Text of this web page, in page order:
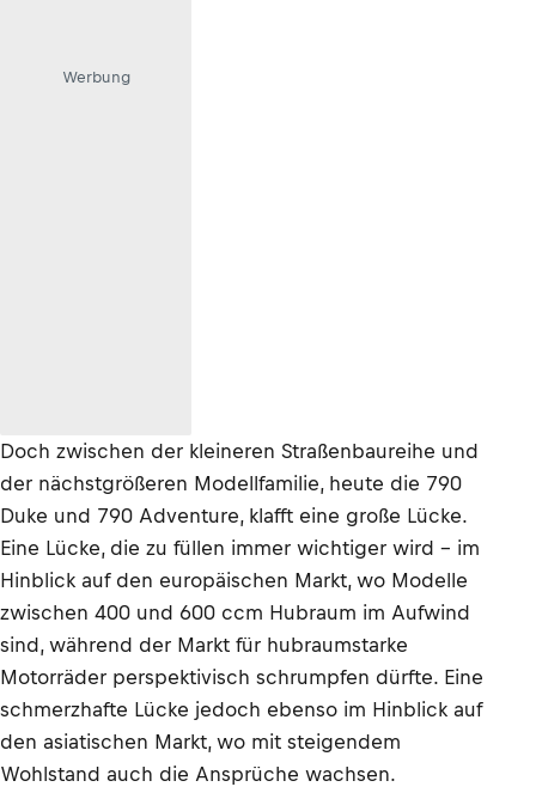
Werbung
Doch zwischen der kleineren Straßenbaureihe und
der nächstgrößeren Modellfamilie, heute die 790
Duke und 790 Adventure, klafft eine große Lücke.
Eine Lücke, die zu füllen immer wichtiger wird - im
Hinblick auf den europäischen Markt, wo Modelle
zwischen 400 und 600 ccm Hubraum im Aufwind
sind, während der Markt für hubraumstarke
Motorräder perspektivisch schrumpfen dürfte. Eine
schmerzhafte Lücke jedoch ebenso im Hinblick auf
den asiatischen Markt, wo mit steigendem
Wohlstand auch die Ansprüche wachsen.